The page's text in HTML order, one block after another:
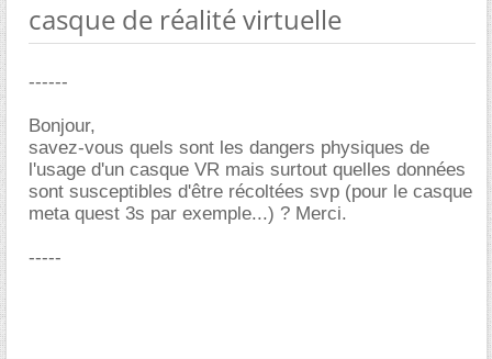
casque de réalité virtuelle
------
Bonjour,
savez-vous quels sont les dangers physiques de
l'usage d'un casque VR mais surtout quelles données
sont susceptibles d'être récoltées svp (pour le casque
meta quest 3s par exemple...) ? Merci.
-----